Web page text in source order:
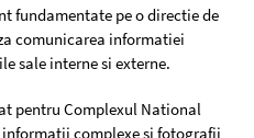
fundamentate pe o directie de
comunicarea informatiei
sale interne si externe.
pentru Complexul National
informatii complexe si fotografii